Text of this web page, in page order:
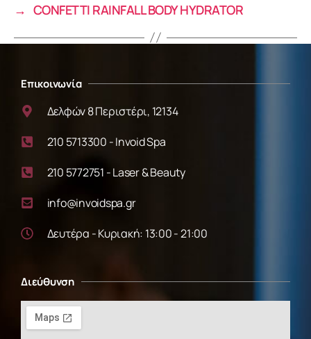
→ CONFETTI RAINFALL BODY HYDRATOR
Επικοινωνία
Δελφών 8 Περιστέρι, 12134
210 5713300 - Invoid Spa
210 5772751 - Laser & Beauty
info@invoidspa.gr
Δευτέρα - Κυριακή: 13:00 - 21:00
Διεύθυνση